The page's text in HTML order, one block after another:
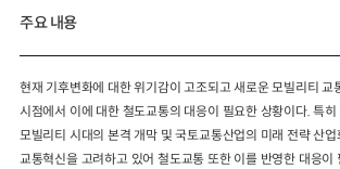
주요 내용
현재 기후변화에 대한 위기감이 고조되고 새로운 모빌리티 교
시점에서 이에 대한 철도교통의 대응이 필요한 상황이다. 특
모빌리티 시대의 본격 개막 및 국토교통산업의 미래 전략 산
교통혁신을 고려하고 있어 철도교통 또한 이를 반영한 대응이
2024년 국가교통조사 및 분석
요약보고서
수단분담모형
여객OD현행화
권역별통행지표
사회경제지표
교통수요예측
2024.12.31